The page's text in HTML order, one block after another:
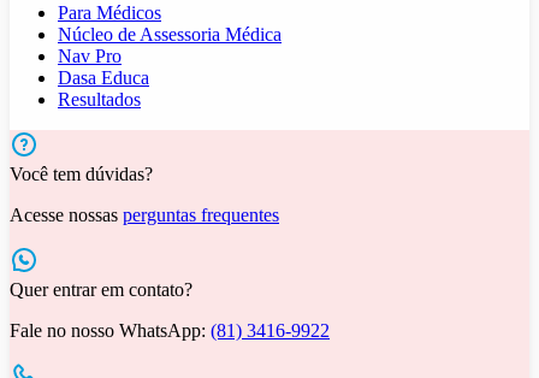
Para Médicos
Núcleo de Assessoria Médica
Nav Pro
Dasa Educa
Resultados
Você tem dúvidas?
Acesse nossas perguntas frequentes
Quer entrar em contato?
Fale no nosso WhatsApp: (81) 3416-9922